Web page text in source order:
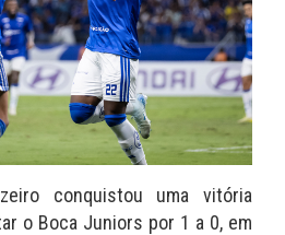
conquistou uma vitória
o Boca Juniors por 1 a 0, em